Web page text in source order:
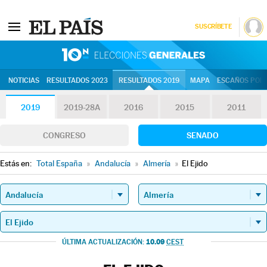
SUSCRÍBETE
NOTICIAS RESULTADOS 2023 RESULTADOS 2019 MAPA ESCAÑOS
2019 2019-28A 2016 2015 2011
CONGRESO SENADO
Estás en: Total España » Andalucía » Almería » El Ejido
ÚLTIMA ACTUALIZACIÓN: 10.09 CEST